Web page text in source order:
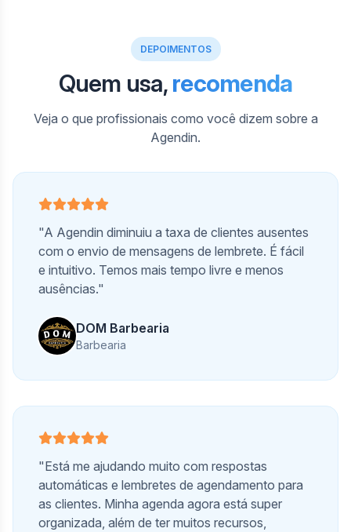
DEPOIMENTOS
Quem usa,recomenda
Veja o que profissionais como você dizem sobre a
Agendin.
"A Agendin diminuiu a taxa de clientes ausentes
com o envio de mensagens de lembrete. É fácil
e intuitivo. Temos mais tempo livre e menos
ausências."
DOM Barbearia
Barbearia
"Está me ajudando muito com respostas
automáticas e lembretes de agendamento para
as clientes. Minha agenda agora está super
organizada, além de ter muitos recursos,